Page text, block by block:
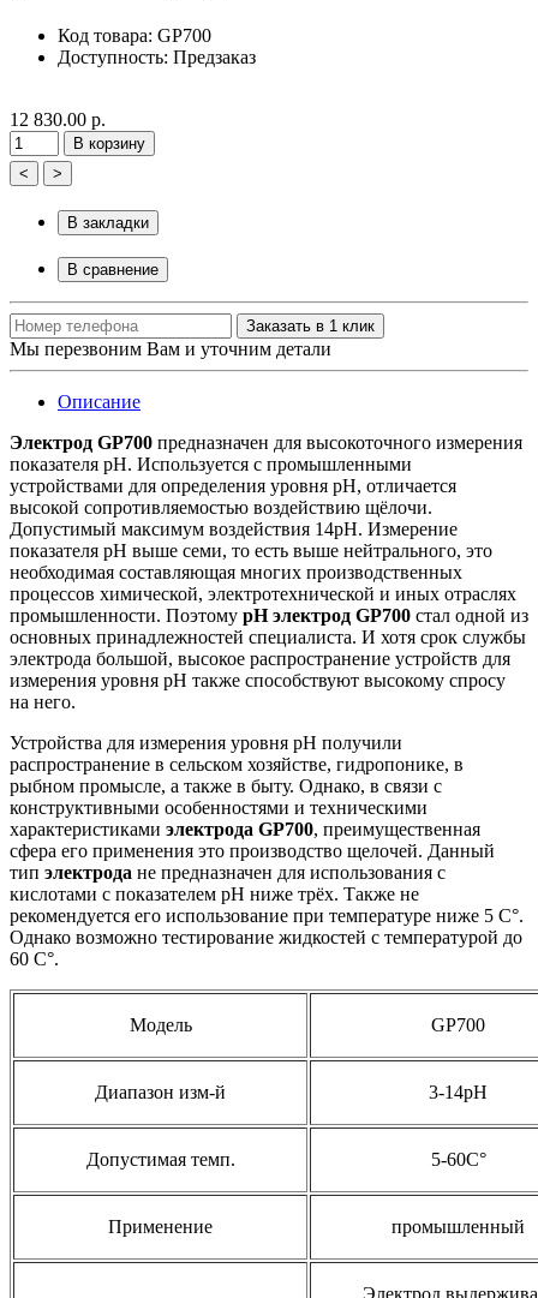
Код товара: GP700
Доступность: Предзаказ
12 830.00 р.
В корзину
<
>
В закладки
В сравнение
Заказать в 1 клик
Мы перезвоним Вам и уточним детали
Описание
Электрод GP700 предназначен для высокоточного измерения
показателя рН. Используется с промышленными
устройствами для определения уровня рН, отличается
высокой сопротивляемостью воздействию щёлочи.
Допустимый максимум воздействия 14рН. Измерение
показателя рН выше семи, то есть выше нейтрального, это
необходимая составляющая многих производственных
процессов химической, электротехнической и иных отраслях
промышленности. Поэтому рН электрод GP700 стал одной из
основных принадлежностей специалиста. И хотя срок службы
электрода большой, высокое распространение устройств для
измерения уровня рН также способствуют высокому спросу
на него.
Устройства для измерения уровня рН получили
распространение в сельском хозяйстве, гидропонике, в
рыбном промысле, а также в быту. Однако, в связи с
конструктивными особенностями и техническими
характеристиками электрода GP700, преимущественная
сфера его применения это производство щелочей. Данный
тип электрода не предназначен для использования с
кислотами с показателем рН ниже трёх. Также не
рекомендуется его использование при температуре ниже 5 С°.
Однако возможно тестирование жидкостей с температурой до
60 С°.
Модель GP700
Диапазон изм-й 3-14рН
Допустимая темп. 5-60С°
Применение промышленный
Электрод